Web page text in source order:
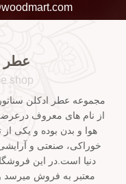
عطر
shop
مجموعه عطر ادکلن
از نام های معروف
هوا و بدن بوده و یکی از
خوراکی، صنعتی و
دنیا است.در این
معتبر به فروش میرسد